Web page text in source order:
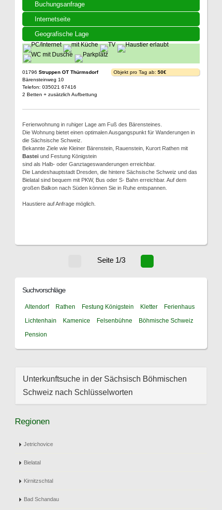
Buchungsanfrage
Internetseite
Geografische Lage
01796 Struppen OT Thürmsdorf
Bärensteinweg 10
Telefon: 035021 67416
2 Betten + zusätzlich Aufbettung
Objekt pro Tag ab: 50€
Ferienwohnung in ruhiger Lage am Fuß des Bärensteines.
Die Wohnung bietet einen optimalen Ausgangspunkt für Wanderungen in
die Sächsische Schweiz.
Bekannte Ziele wie Kleiner Bärenstein, Rauenstein, Kurort Rathen mit
Bastei und Festung Königstein
sind als Halb- oder Ganztageswanderungen erreichbar.
Die Landeshauptstadt Dresden, die hintere Sächsische Schweiz und das
Bielatal sind bequem mit PKW, Bus oder S- Bahn erreichbar. Auf dem
großen Balkon nach Süden können Sie in Ruhe entspannen.
Haustiere auf Anfrage möglich.
Seite 1/3
Suchvorschläge
Altendorf Rathen Festung Königstein Kletter
Ferienhaus
Lichtenhain
Kamenice Felsenbühne
Böhmische Schweiz
Pension
Unterkunftsuche in der Sächsisch Böhmischen
Schweiz nach Schlüsselworten
Regionen
Jetrichovice
Bielatal
Kirnitzschtal
Bad Schandau